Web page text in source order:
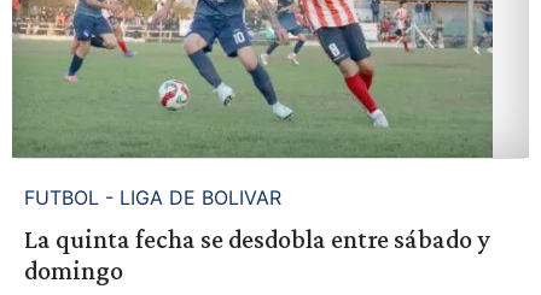
FUTBOL - LIGA DE BOLIVAR
La quinta fecha se desdobla entre sábado y
domingo